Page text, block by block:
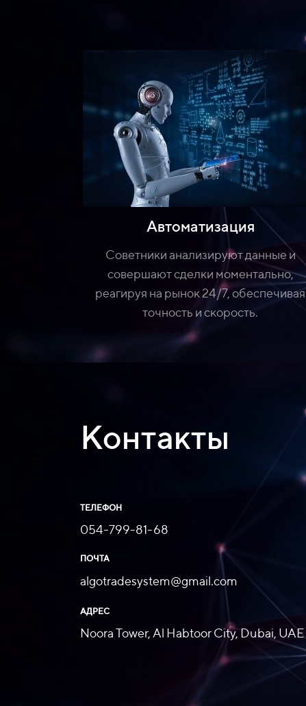
Автоматизация
Советники анализируют данные и
совершают сделки моментально,
реагируя на рынок 24/7, обеспечивая
точность и скорость.
Контакты
ТЕЛЕФОН
054-799-81-68
ПОЧТА
algotradesystem@gmail.com
АДРЕС
Noora Tower, Al Habtoor City, Dubai, UAE